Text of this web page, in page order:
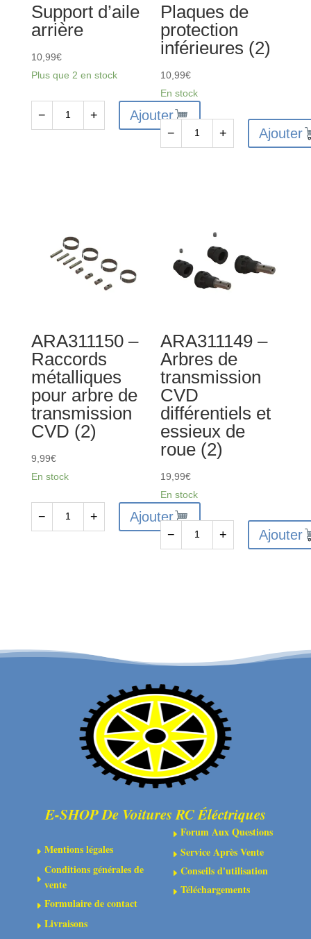
Support d’aile
arrière
10,99€
Plus que 2 en stock
− + Ajouter
Plaques de
protection
inférieures (2)
10,99€
En stock
protection
inférieures
− + Ajouter
ARA311150 –
Raccords
métalliques
pour arbre de
transmission
CVD (2)
9,99€
En stock
arbre
− + Ajouter
ARA311149 –
Arbres de
transmission
CVD
différentiels et
essieux de
roue (2)
19,99€
En stock
CVD
différentiels
et
essieux
de
roue
(2)
− + Ajouter
E-SHOP De Voitures RC Éléctriques
EMentions légales
E
Conditions générales de
vente
EFormulaire de contact
ELivraisons
E Forum Aux Questions
E Service Après Vente
E Conseils d'utilisation
E Téléchargements